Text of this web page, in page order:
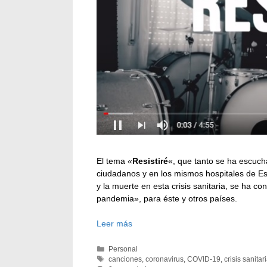
El tema «Resistiré«, que tanto se ha
ciudadanos y en los mismos hospitales de
y la muerte en esta crisis sanitaria, se ha
pandemia», para éste y otros países.
Leer más
Categorías
Personal
Etiquetas
canciones ,coronavirus ,COVID-19 ,crisis